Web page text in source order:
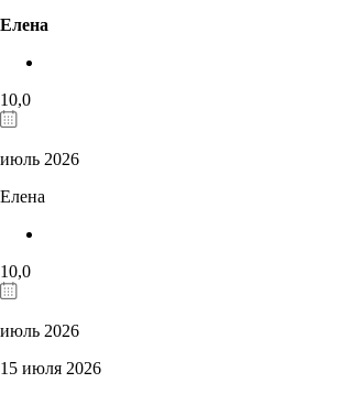
Елена
10,0
июль 2026
Елена
10,0
июль 2026
15 июля 2026